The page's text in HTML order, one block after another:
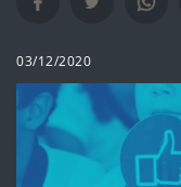
Compartilhar no Facebook
Compartilhar no
03/12/2020